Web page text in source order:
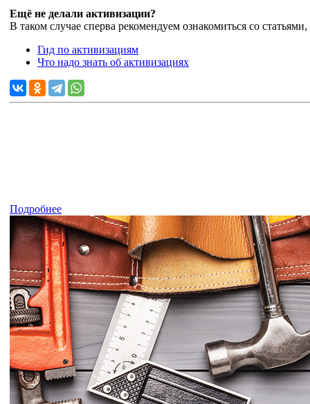
Ещё не делали активизации?
В таком случае сперва рекомендуем ознакомиться со
Гид по активизациям
Что надо знать об активизациях
Подробнее